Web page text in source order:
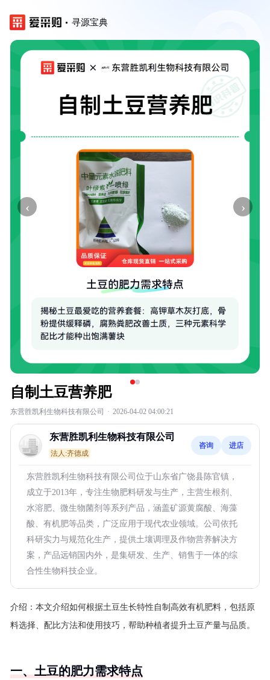
寻源宝典
‹ ›
自制土豆营养肥
东营胜凯利生物科技有限公司 · 2026-04-02 04:00:21
东营胜凯利生物科技有限公司
法人:齐德成
咨询 进店
东营胜凯利生物科技有限公司位于山东省广饶县陈官镇，
成立于2013年，专注生物肥料研发与生产，主营生根剂、
水溶肥、微生物菌剂等系列产品，涵盖矿源黄腐酸、海藻
酸、有机肥等品类，广泛应用于现代农业领域。公司依托
科研实力与规范化生产，提供土壤调理及作物营养解决方
案，产品远销国内外，是集研发、生产、销售于一体的综
合性生物科技企业。
介绍： 本文介绍如何根据土豆生长特性自制高效有机肥料，包括原
料选择、配比方法和使用技巧，帮助种植者提升土豆产量与品质。
一、土豆的肥力需求特点